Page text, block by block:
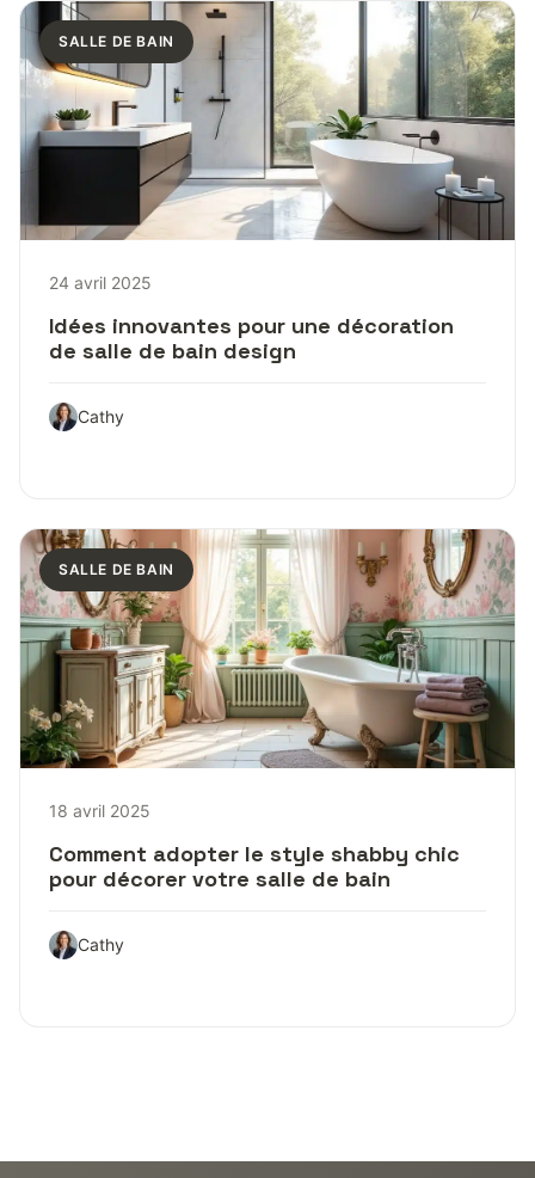
SALLE DE BAIN
24 avril 2025
Idées innovantes pour une décoration
de salle de bain design
Cathy
SALLE DE BAIN
18 avril 2025
Comment adopter le style shabby chic
pour décorer votre salle de bain
Cathy